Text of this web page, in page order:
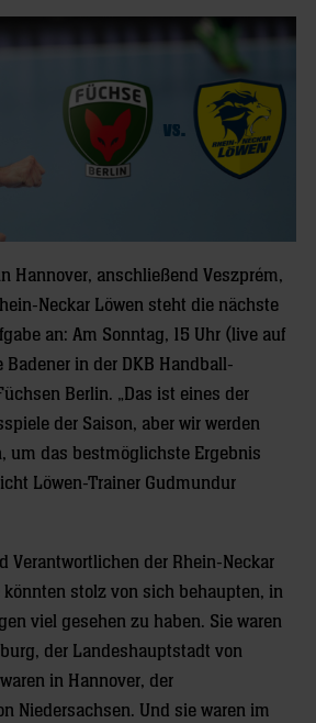
Hannover, anschließend Veszprém,
Neckar Löwen steht die nächste
an: Am Sonntag, 15 Uhr (live auf
Badener in der DKB Handball-
Berlin. „Das ist eines der
der Saison, aber wir werden
um das bestmöglichste Ergebnis
Löwen-Trainer Gudmundur
Verantwortlichen der Rhein-Neckar
könnten stolz von sich behaupten, in
viel gesehen zu haben. Sie waren
der Landeshauptstadt von
in Hannover, der
Niedersachsen. Und sie waren im